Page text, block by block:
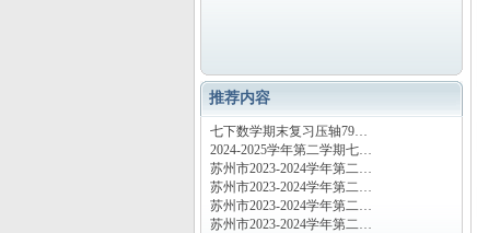
推荐内容
七下数学期末复习压轴79…
2024-2025学年第二学期七…
苏州市2023-2024学年第二…
苏州市2023-2024学年第二…
苏州市2023-2024学年第二…
苏州市2023-2024学年第二…